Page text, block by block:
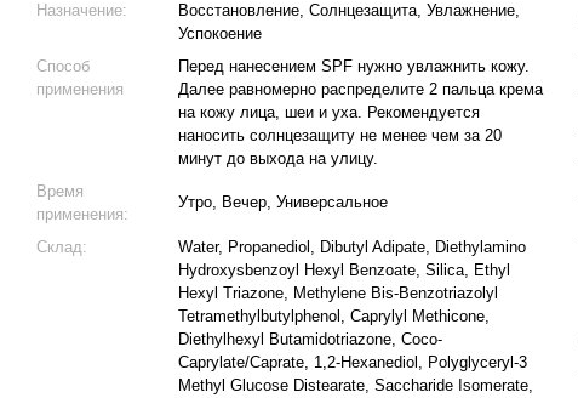
Назначение:
Восстановление, Солнцезащита, Увлажнение,
Успокоение
Способ
применения
Перед нанесением SPF нужно увлажнить кожу.
Далее равномерно распределите 2 пальца крема
на кожу лица, шеи и уха. Рекомендуется
наносить солнцезащиту не менее чем за 20
минут до выхода на улицу.
Время
применения:
Утро, Вечер, Универсальное
Склад:
Water, Propanediol, Dibutyl Adipate, Diethylamino
Hydroxysbenzoyl Hexyl Benzoate, Silica, Ethyl
Hexyl Triazone, Methylene Bis-Benzotriazolyl
Tetramethylbutylphenol, Caprylyl Methicone,
Diethylhexyl Butamidotriazone, Coco-
Caprylate/Caprate, 1,2-Hexanediol, Polyglyceryl-3
Methyl Glucose Distearate, Saccharide Isomerate,